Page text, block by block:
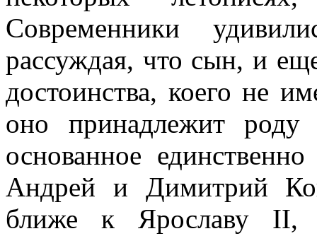
Современники
рассуждая, что сын, и
достоинства, коего не
оно принадлежит роду
основанное
Андрей и Димитрий
ближе к Ярославу II,